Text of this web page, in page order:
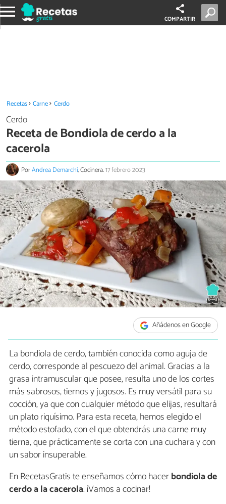
COMPARTIR
Recetas Carne Cerdo
Cerdo
Receta de Bondiola de cerdo a la
cacerola
PorAndrea Demarchi, Cocinera.17 febrero 2023
Añádenos en Google
La bondiola de cerdo, también conocida como aguja de
cerdo, corresponde al pescuezo del animal. Gracias a la
grasa intramuscular que posee, resulta uno de los cortes
más sabrosos, tiernos y jugosos. Es muy versátil para su
cocción, ya que con cualquier método que elijas, resultará
un plato riquísimo. Para esta receta, hemos elegido el
método estofado, con el que obtendrás una carne muy
tierna, que prácticamente se corta con una cuchara y con
un sabor insuperable.
En RecetasGratis te enseñamos cómo hacerbondiola de
cerdo a la cacerola. ¡Vamos a cocinar!